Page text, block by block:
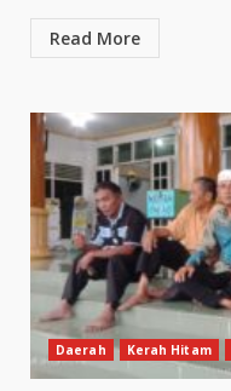
Read More
Daerah Kerah Hitam